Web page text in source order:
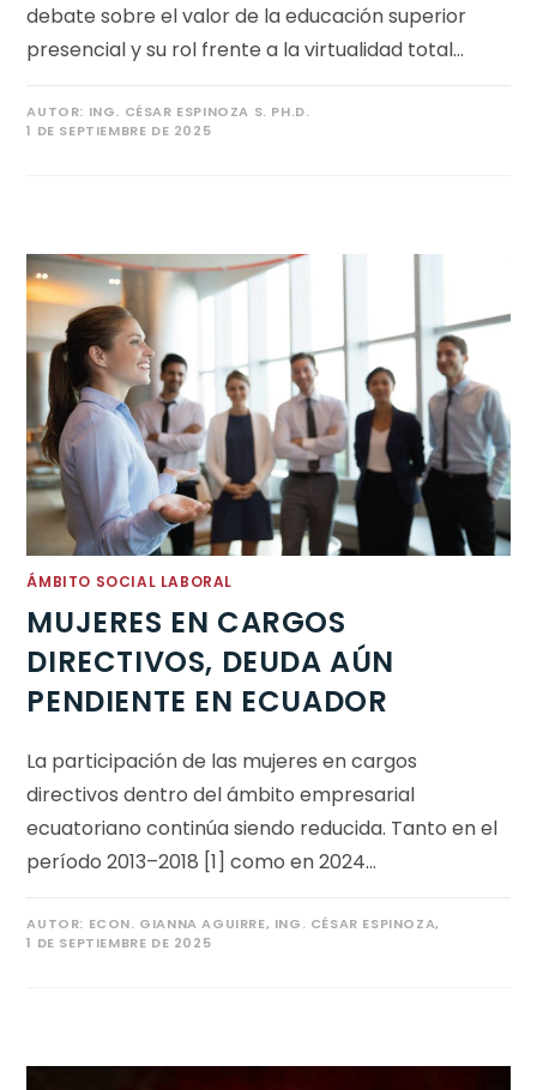
debate sobre el valor de la educación superior
presencial y su rol frente a la virtualidad total…
AUTOR: ING. CÉSAR ESPINOZA S. PH.D.
1 DE SEPTIEMBRE DE 2025
ÁMBITO SOCIAL LABORAL
MUJERES EN CARGOS
DIRECTIVOS, DEUDA AÚN
PENDIENTE EN ECUADOR
La participación de las mujeres en cargos
directivos dentro del ámbito empresarial
ecuatoriano continúa siendo reducida. Tanto en el
período 2013–2018 [1] como en 2024…
AUTOR: ECON. GIANNA AGUIRRE, ING. CÉSAR ESPINOZA,
1 DE SEPTIEMBRE DE 2025